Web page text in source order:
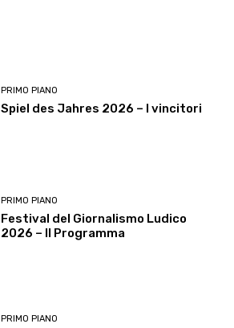
PRIMO PIANO
Spiel des Jahres 2026 – I vincitori
PRIMO PIANO
Festival del Giornalismo Ludico
2026 – Il Programma
PRIMO PIANO